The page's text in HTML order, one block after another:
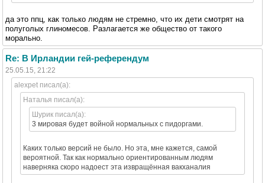
да это ппц, как только людям не стремно, что их дети смотрят на
полуголых глиномесов. Разлагается же общество от такого
морально.
Re: В Ирландии гей-референдум
25.05.15, 21:22
alexpet писал(а):
Наталья писал(а):
Шурик писал(а):
3 мировая будет войной нормальных с пидоргами.
Каких только версий не было. Но эта, мне кажется, самой
вероятной. Так как нормально ориентированным людям
наверняка скоро надоест эта извращённая вакханалия